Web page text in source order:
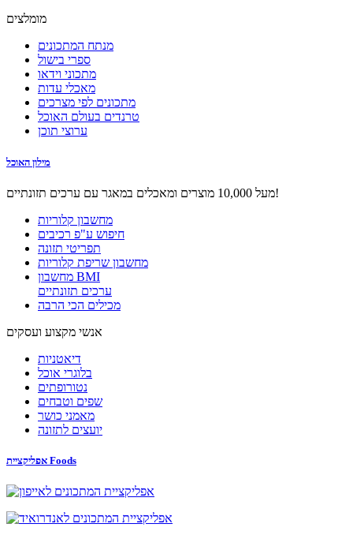
מומלצים
מנתח המתכונים
ספרי בישול
מתכוני וידאו
מאכלי עדות
מתכונים לפי מצרכים
טרנדים בעולם האוכל
ערוצי תוכן
מילון האוכל
מעל 10,000 מוצרים ומאכלים במאגר עם ערכים תזונתיים!
מחשבון קלוריות
חיפוש ע"פ רכיבים
תפריטי תזונה
מחשבון שריפת קלוריות
מחשבון BMI
ערכים תזונתיים
מכילים הכי הרבה
אנשי מקצוע ועסקים
דיאטניות
בלוגרי אוכל
נטורופתים
שפים וטבחים
מאמני כושר
יועצים לתזונה
אפליקציית Foods